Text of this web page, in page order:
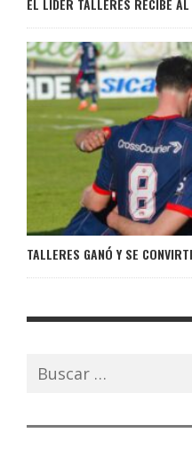
EL LÍDER TALLERES RECIBE
TALLERES GANÓ Y SE
Buscar: